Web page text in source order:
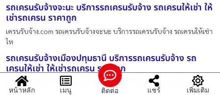
รถเครนรับจ้างจะนะ บริการรถเครนรับจ้าง รถเครนให้เช่า ให้
เช่ารถเครน ราคาถูก
เครนรับจ้าง.com รถเครนรับจ้างจะนะ บริการรถเครนรับจ้าง รถเครนให้เช่า
ให
รถเครนรับจ้างเมืองปทุมธานี บริการรถเครนรับจ้าง รถ
เครนให้เช่า ให้เช่ารถเครน ราคาถูก
เครนรับจ้าง.com รถเครนรับจ้างเมืองปทุมธานี บริการรถเครนรับจ้าง รถ
เครนใ
หน้าหลัก เมนู ติดต่อ แชร์ เพิ่มเติม